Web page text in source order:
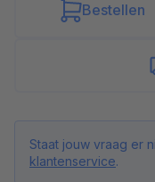
Bestellen
Staat jouw vraag er
klantenservice.